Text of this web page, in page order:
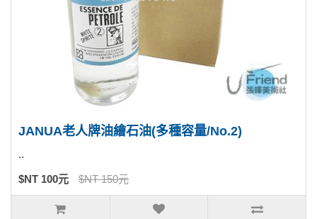
JANUA老人牌油繪石油(多種容量/No.2)
..
$NT 100元 $NT 150元